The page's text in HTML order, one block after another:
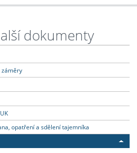
dokumenty
záměry
opatření a sdělení tajemníka